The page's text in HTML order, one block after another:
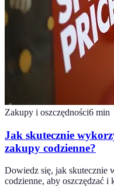
Zakupy i oszczędności6 min
Jak skutecznie
zakupy codzienne?
Dowiedz się, jak skutecznie
codzienne, aby oszczędzać i